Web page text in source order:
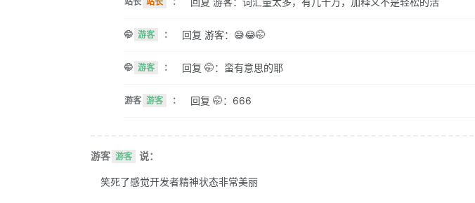
🤭 游客 ： 回复 游客：😅😂🤭
🤭 游客 ： 回复 🤭：蛮有意思的耶
游客 游客 ： 回复 🤭：666
游客 游客 说：
笑死了感觉开发者精神状态非常美丽